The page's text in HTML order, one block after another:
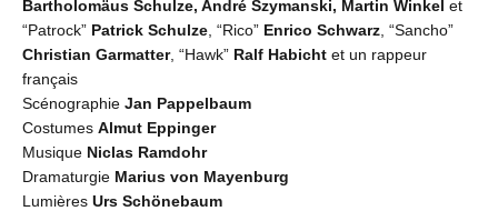
Bartholomäus Schulze, André Szymanski, Martin Winkel et
“Patrock” Patrick Schulze , “Rico” Enrico Schwarz , “Sancho”
Christian Garmatter, “Hawk” Ralf Habicht et un rappeur
français
Scénographie Jan Pappelbaum
Costumes Almut Eppinger
Musique Niclas Ramdohr
Dramaturgie Marius von Mayenburg
Lumières Urs Schönebaum